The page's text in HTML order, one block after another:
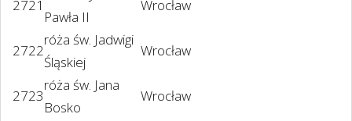
2721
Pawła II
Wrocław
2722
róża św. Jadwigi
Śląskiej
Wrocław
2723
róża św. Jana
Bosko
Wrocław